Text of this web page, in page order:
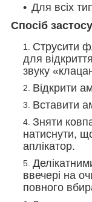
Для всіх
Спосіб
Струсити
для
звуку
Відкрити
Вставити
Зняти
натиснути,
аплікатор.
ввечері на
повного